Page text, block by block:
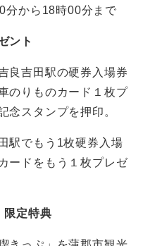
から18時00分まで
ント
良吉田駅の硬券入場券
のりものカード１枚プ
念スタンプを押印。
駅でもう1枚硬券入場
ードをもう１枚プレゼ
限定特典